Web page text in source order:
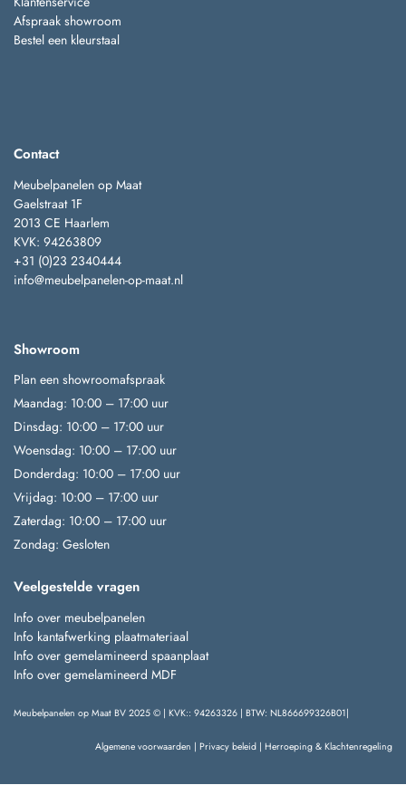
Afspraak showroom
Bestel een kleurstaal
Contact
Meubelpanelen op Maat
Gaelstraat 1F
2013 CE Haarlem
KVK: 94263809
+31 (0)23 2340444
info@meubelpanelen-op-maat.nl
Showroom
Plan een showroomafspraak
Maandag: 10:00 – 17:00 uur
Dinsdag: 10:00 – 17:00 uur
Woensdag: 10:00 – 17:00 uur
Donderdag: 10:00 – 17:00 uur
Vrijdag: 10:00 – 17:00 uur
Zaterdag: 10:00 – 17:00 uur
Zondag: Gesloten
Veelgestelde vragen
Info over meubelpanelen
Info kantafwerking plaatmateriaal
Info over gemelamineerd spaanplaat
Info over gemelamineerd MDF
Meubelpanelen op Maat BV 2025 © | KVK:: 94263326 | BTW: NL866699326B01|
Algemene voorwaarden | Privacy beleid | Herroeping & Klachtenregeling